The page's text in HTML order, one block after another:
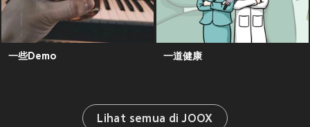
一些Demo 一道健康
Lihat semua di JOOX